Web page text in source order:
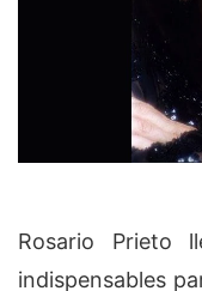
Rosario Prieto
indispensables